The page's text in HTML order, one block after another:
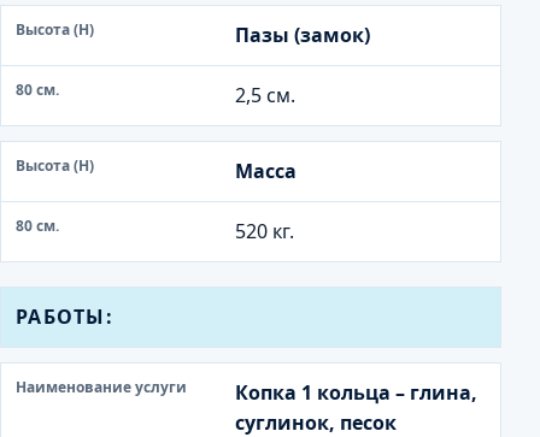
.
Пазы (замок)
2,5 см.
Масса
520 кг.
Н
а
РАБОТЫ:
Копка 1 кольца – глина,
суглинок, песок